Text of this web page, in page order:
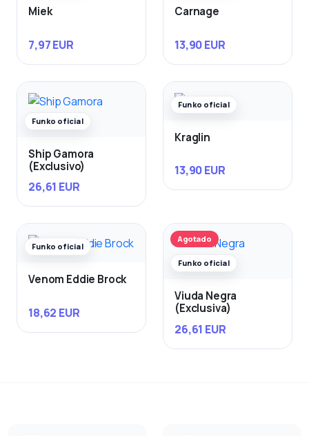
Miek
7,97 EUR
Carnage
13,90 EUR
Funko oficial
Ship Gamora
(Exclusivo)
26,61 EUR
Funko oficial
Kraglin
13,90 EUR
Funko oficial
Venom Eddie Brock
18,62 EUR
Agotado
Funko oficial
Viuda Negra
(Exclusiva)
26,61 EUR